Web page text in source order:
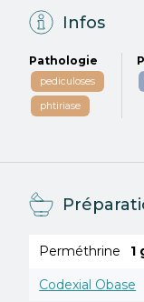
Infos
Pathologie
pediculoses
phtiriase
Perméthrine 1
Codexial Obase